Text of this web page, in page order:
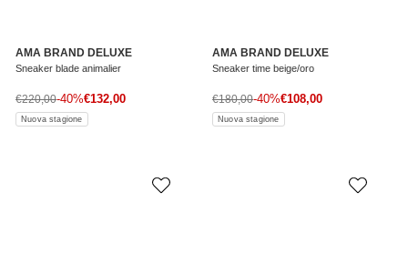
AMA BRAND DELUXE
Sneaker blade animalier
Prezzo di vendita
€132,00
Prezzo normale
€220,00-40%
Nuova stagione
AMA BRAND DELUXE
Sneaker time beige/oro
Prezzo di vendita
€108,00
Prezzo normale
€180,00-40%
Nuova stagione